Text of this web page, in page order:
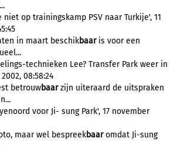
niet op trainingskamp PSV naar Turkije', 11
in maart beschikbaaris voor een
technieken Lee? Transfer Park weer in
08:58:24
betrouwbaarzijn uiteraard de uitspraken
voor Ji- sung Park', 17 november
maar wel bespreekbaaromdat Ji-sung